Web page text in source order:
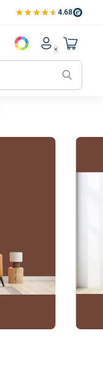
4.68
Bekijk de verfplaza
Account
Mijn
Mijn
Mijn
Naar